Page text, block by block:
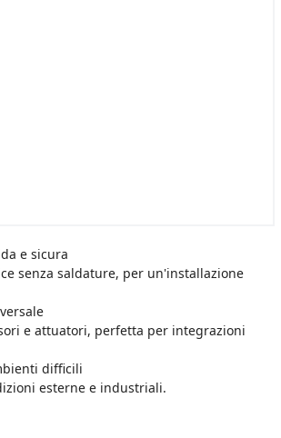
e sicura
senza saldature, per un'installazione
e attuatori, perfetta per integrazioni
difficili
esterne e industriali.